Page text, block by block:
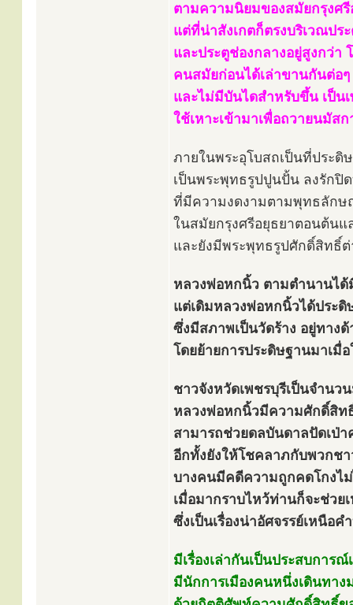
ตามความนิยมของสมัยกรุงศ
แต่ที่น่าสังเกตก็ตรงบริเวณปร
และประตูช่องกลางอยู่สูงกว่
คนสมัยก่อนได้เล่าขานกันต่อ
และไม่มีบันไดสำหรับขึ้น เป็น
ใช้เหาะเข้ามาเพื่อถวายนมัส
ภายในพระอุโบสถเป็นที่ประดิ
เป็นพระพุทธรูปปูนปั้น ลงรักปิ
ที่มีความงดงามตามพุทธลักษ
ในสมัยกรุงศรีอยุธยาตอนต้นแ
และยังมีพระพุทธรูปศักดิ์สิทธิ์
หลวงพ่อหกนิ้ว ตามตำนานได้
แต่เดิมหลวงพ่อหกนิ้วได้ประ
ซึ่งมีสภาพเป็นวัดร้าง อยู่ทาง
โดยย้ายการประดิษฐานมาเ
ชาวจังหวัดเพชรบุรีเป็นจำนว
หลวงพ่อหกนิ้วมีความศักดิ์สิท
สามารถช่วยดลบันดาลปัดเป่
อีกทั้งยังให้โชคลาภกับพวกช
บางคนมีคดีความถูกคดโกงไ
เมื่อมากราบไหว้ท่านก็จะช่ว
ซึ่งเป็นเรื่องน่าอัศจรรย์เหนือค
มีเรื่องเล่ากันเป็นประสบการ
มีนักการเมืองคนหนึ่งเดินทา